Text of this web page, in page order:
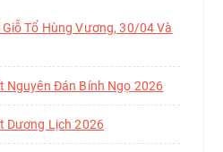
Tổ Hùng Vương, 30/04 Và
Nguyên Đán Bính Ngọ 2026
Dương Lịch 2026